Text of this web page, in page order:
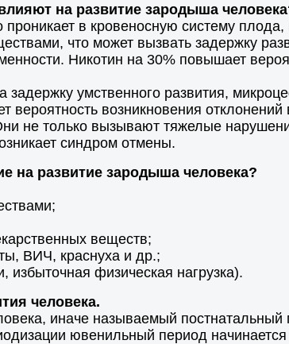
на развитие зародыша
в кровеносную систему
что может вызвать задержку
Никотин на 30% повышает
задержку умственного развития,
возникновения отклонений
не только вызывают тяжелые
синдром отмены.
на развитие зародыша человека?
веществ;
ВИЧ, краснуха и др.;
физическая нагрузка).
человека.
иначе называемый постнатальный
ювенильный период